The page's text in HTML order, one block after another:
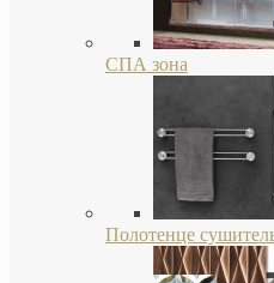
СПА зона
Полотенце